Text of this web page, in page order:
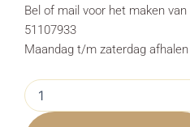
Bel of mail voor het maken
51107933
Maandag t/m zaterdag
Eettafelbank
Ferro
Savannah